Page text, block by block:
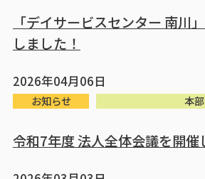
「デイサービスセンター 南川
しました！
2026年04月06日
お知らせ 本部
令和7年度 法人全体会議を開催